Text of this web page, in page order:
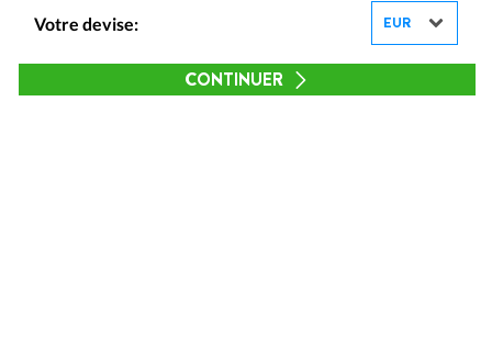
Votre devise:
CONTINUER